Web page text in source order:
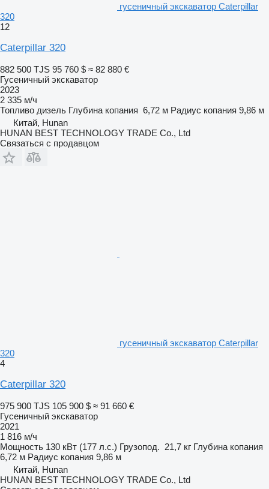
гусеничный экскаватор Caterpillar
320
12
Caterpillar 320
882 500 TJS 95 760 $ ≈ 82 880 €
Гусеничный экскаватор
2023
2 335 м/ч
Топливо дизель Глубина копания 6,72 м Радиус копания 9,86 м
Китай, Hunan
HUNAN BEST TECHNOLOGY TRADE Co., Ltd
Связаться с продавцом
гусеничный экскаватор Caterpillar
320
4
Caterpillar 320
975 900 TJS 105 900 $ ≈ 91 660 €
Гусеничный экскаватор
2021
1 816 м/ч
Мощность 130 кВт (177 л.с.) Грузопод. 21,7 кг Глубина копания
6,72 м Радиус копания 9,86 м
Китай, Hunan
HUNAN BEST TECHNOLOGY TRADE Co., Ltd